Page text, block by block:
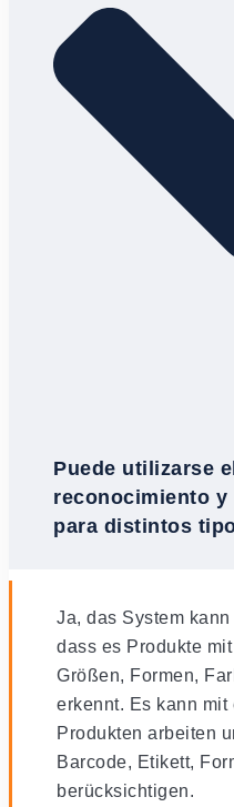
Puede utilizarse
reconocimiento
para distintos
Ja, das System
dass es Produkte
Größen, Formen,
erkennt. Es kann
Produkten arbeiten
Barcode, Etikett,
berücksichtigen.